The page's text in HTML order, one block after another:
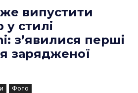
випустити
у стилі
з’явилися перші
зарядженої
Фото